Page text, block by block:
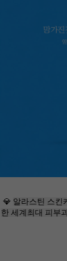
💎 알라스틴 스킨
한 세계최대 피부